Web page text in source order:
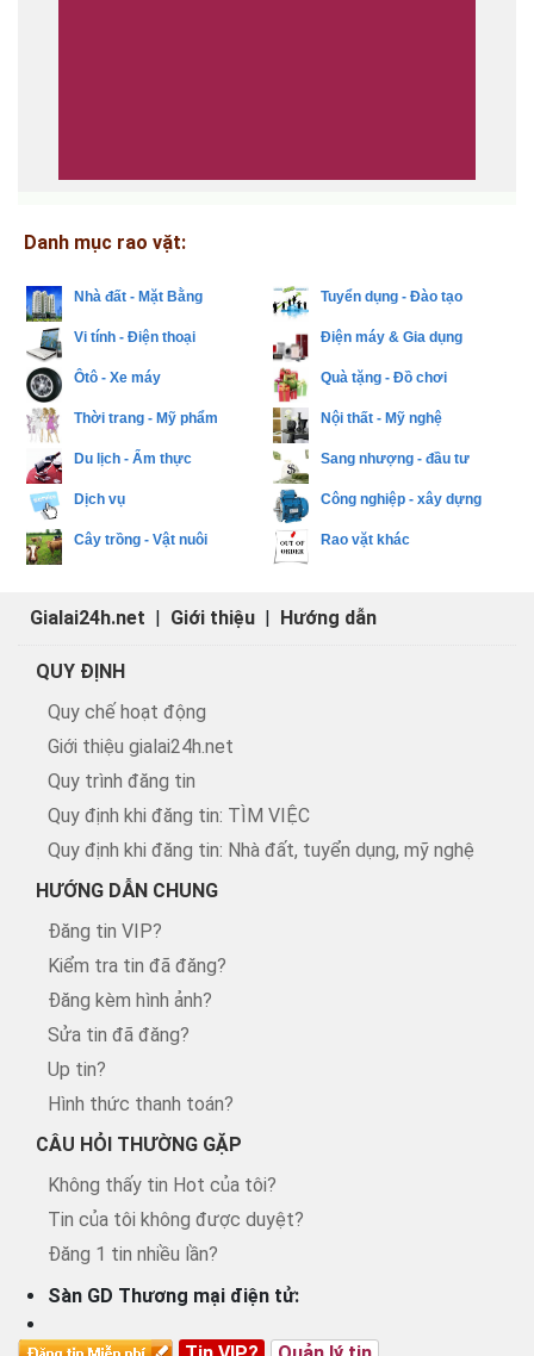
Danh mục rao vặt:
Nhà đất - Mặt Bằng Tuyển dụng - Đào tạo
Vi tính - Điện thoại Điện máy & Gia dụng
Ôtô - Xe máy Quà tặng - Đồ chơi
Thời trang - Mỹ phẩm Nội thất - Mỹ nghệ
Du lịch - Ẩm thực Sang nhượng - đầu tư
Dịch vụ Công nghiệp - xây dựng
Cây trồng - Vật nuôi Rao vặt khác
Gialai24h.net | Giới thiệu | Hướng dẫn
QUY ĐỊNH
Quy chế hoạt động
Giới thiệu gialai24h.net
Quy trình đăng tin
Quy định khi đăng tin: TÌM VIỆC
Quy định khi đăng tin: Nhà đất, tuyển dụng, mỹ nghệ
HƯỚNG DẪN CHUNG
Đăng tin VIP?
Kiểm tra tin đã đăng?
Đăng kèm hình ảnh?
Sửa tin đã đăng?
Up tin?
Hình thức thanh toán?
CÂU HỎI THƯỜNG GẶP
Không thấy tin Hot của tôi?
Tin của tôi không được duyệt?
Đăng 1 tin nhiều lần?
Sàn GD Thương mại điện tử: